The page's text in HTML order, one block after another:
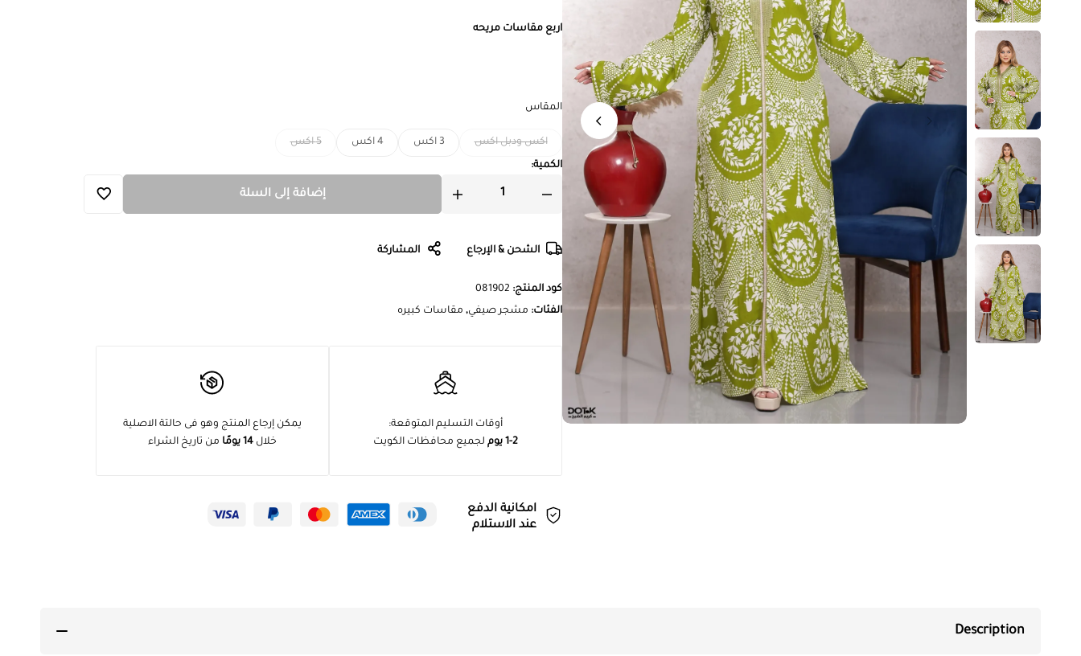
اربع مقاسات مريحه
المقاس
اكس ودبل اكس 3 اكس 4 اكس 5 اكس
الكمية:
إضافة إلى السلة
الشحن & الإرجاع المشاركة
كود المنتج: 081902
الفئات: مشجر صيفي, مقاسات كبيره
أوقات التسليم المتوقعة:
1-2 يوم
لجميع محافظات الكويت
يمكن إرجاع المنتج وهو فى حالتة الاصلية
خلال 14 يومًا من تاريخ الشراء
امكانية الدفع
عند الاستلام
Description